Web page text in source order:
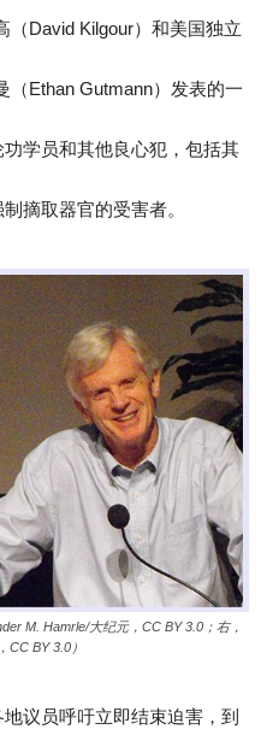
（David Kilgour）和美国独立
（Ethan Gutmann）发表的一
学员和其他良心犯，包括其
摘取器官的受害者。
M. Hamrle/大纪元，CC BY 3.0；右，
CC BY 3.0）
议员呼吁立即结束迫害，到